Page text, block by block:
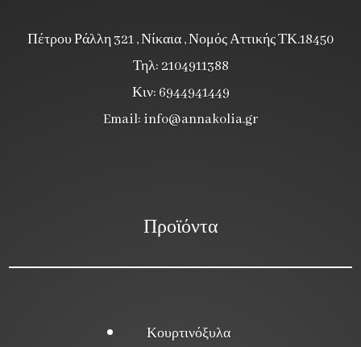
Πέτρου Ράλλη 321 , Νίκαια , Νομός Αττικής ΤΚ.18450
Τηλ: 2104911388
Κιν: 6944941449
Email: info@annakolia.gr
Προϊόντα
Κουρτινόξυλα